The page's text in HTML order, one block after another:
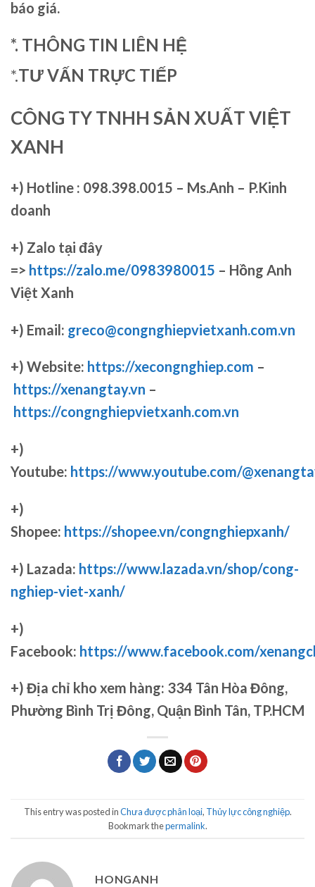
báo giá.
*. THÔNG TIN LIÊN HỆ
*.TƯ VẤN TRỰC TIẾP
CÔNG TY TNHH SẢN XUẤT VIỆT
XANH
+) Hotline : 098.398.0015 – Ms.Anh – P.Kinh
doanh
+) Zalo tại đây
=> https://zalo.me/0983980015 – Hồng Anh
Việt Xanh
+) Email: greco@congnghiepvietxanh.com.vn
+) Website: https://xecongnghiep.com –
https://xenangtay.vn –
https://congnghiepvietxanh.com.vn
+)
Youtube: https://www.youtube.com/
+)
Shopee: https://shopee.vn/congnghiepxanh/
+) Lazada: https://www.lazada.vn/shop/cong-
nghiep-viet-xanh/
+)
Facebook: https://www.facebook.com/
+) Địa chỉ kho xem hàng: 334 Tân Hòa Đông,
Phường Bình Trị Đông, Quận Bình Tân, TP.HCM
This entry was posted inChưa được phân loại, Thủy lực công nghiệp.
Bookmark thepermalink.
HONGANH